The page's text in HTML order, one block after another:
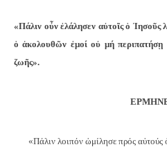
«Πάλιν οὖν ἐλάλησεν αὐτοῖς ὁ Ἰησοῦς
ὁ ἀκολουθῶν ἐμοί οὐ μή περιπατήσῃ
ζωῆς».
«Πάλιν λοιπόν ὡμίλησε πρός αὐτούς ὁ